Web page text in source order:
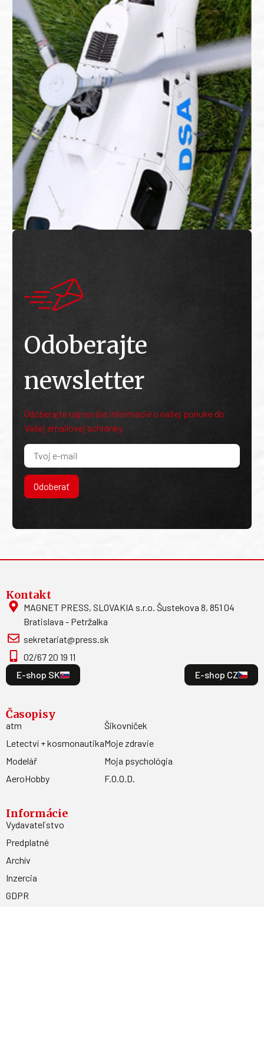
Odoberajte
newsletter
Odoberajte najnovšie informácie o našej ponuke do
Vašej emailovej schránky.
Odoberať
Kontakt
MAGNET PRESS, SLOVAKIA s.r.o. Šustekova 8, 851 04
Bratislava - Petržalka
sekretariat@press.sk
02/67 20 19 11
E-shop SK
E-shop CZ
Časopisy
atm
Letectví + kosmonautika
Modelář
AeroHobby
Šikovníček
Moje zdravie
Moja psychológia
F.O.O.D.
Informácie
Vydavateľstvo
Predplatné
Archív
Inzercia
GDPR